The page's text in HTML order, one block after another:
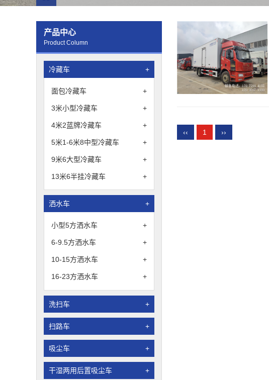
产品中心
Product Column
冷藏车 +
面包冷藏车 +
3米小型冷藏车 +
4米2蓝牌冷藏车 +
5米1-6米8中型冷藏车 +
9米6大型冷藏车 +
13米6半挂冷藏车 +
洒水车 +
小型5方洒水车 +
6-9.5方洒水车 +
10-15方洒水车 +
16-23方洒水车 +
洗扫车 +
扫路车 +
吸尘车 +
干湿两用后置吸尘车 +
‹‹ 1 ››